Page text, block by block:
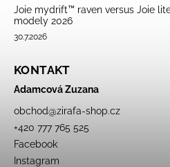
Joie mydrift™ raven versus Joie
modely 2026
30.7.2026
KONTAKT
Adamcová Zuzana
obchod@zirafa-shop.cz
+420 777 765 525
Facebook
Instagram